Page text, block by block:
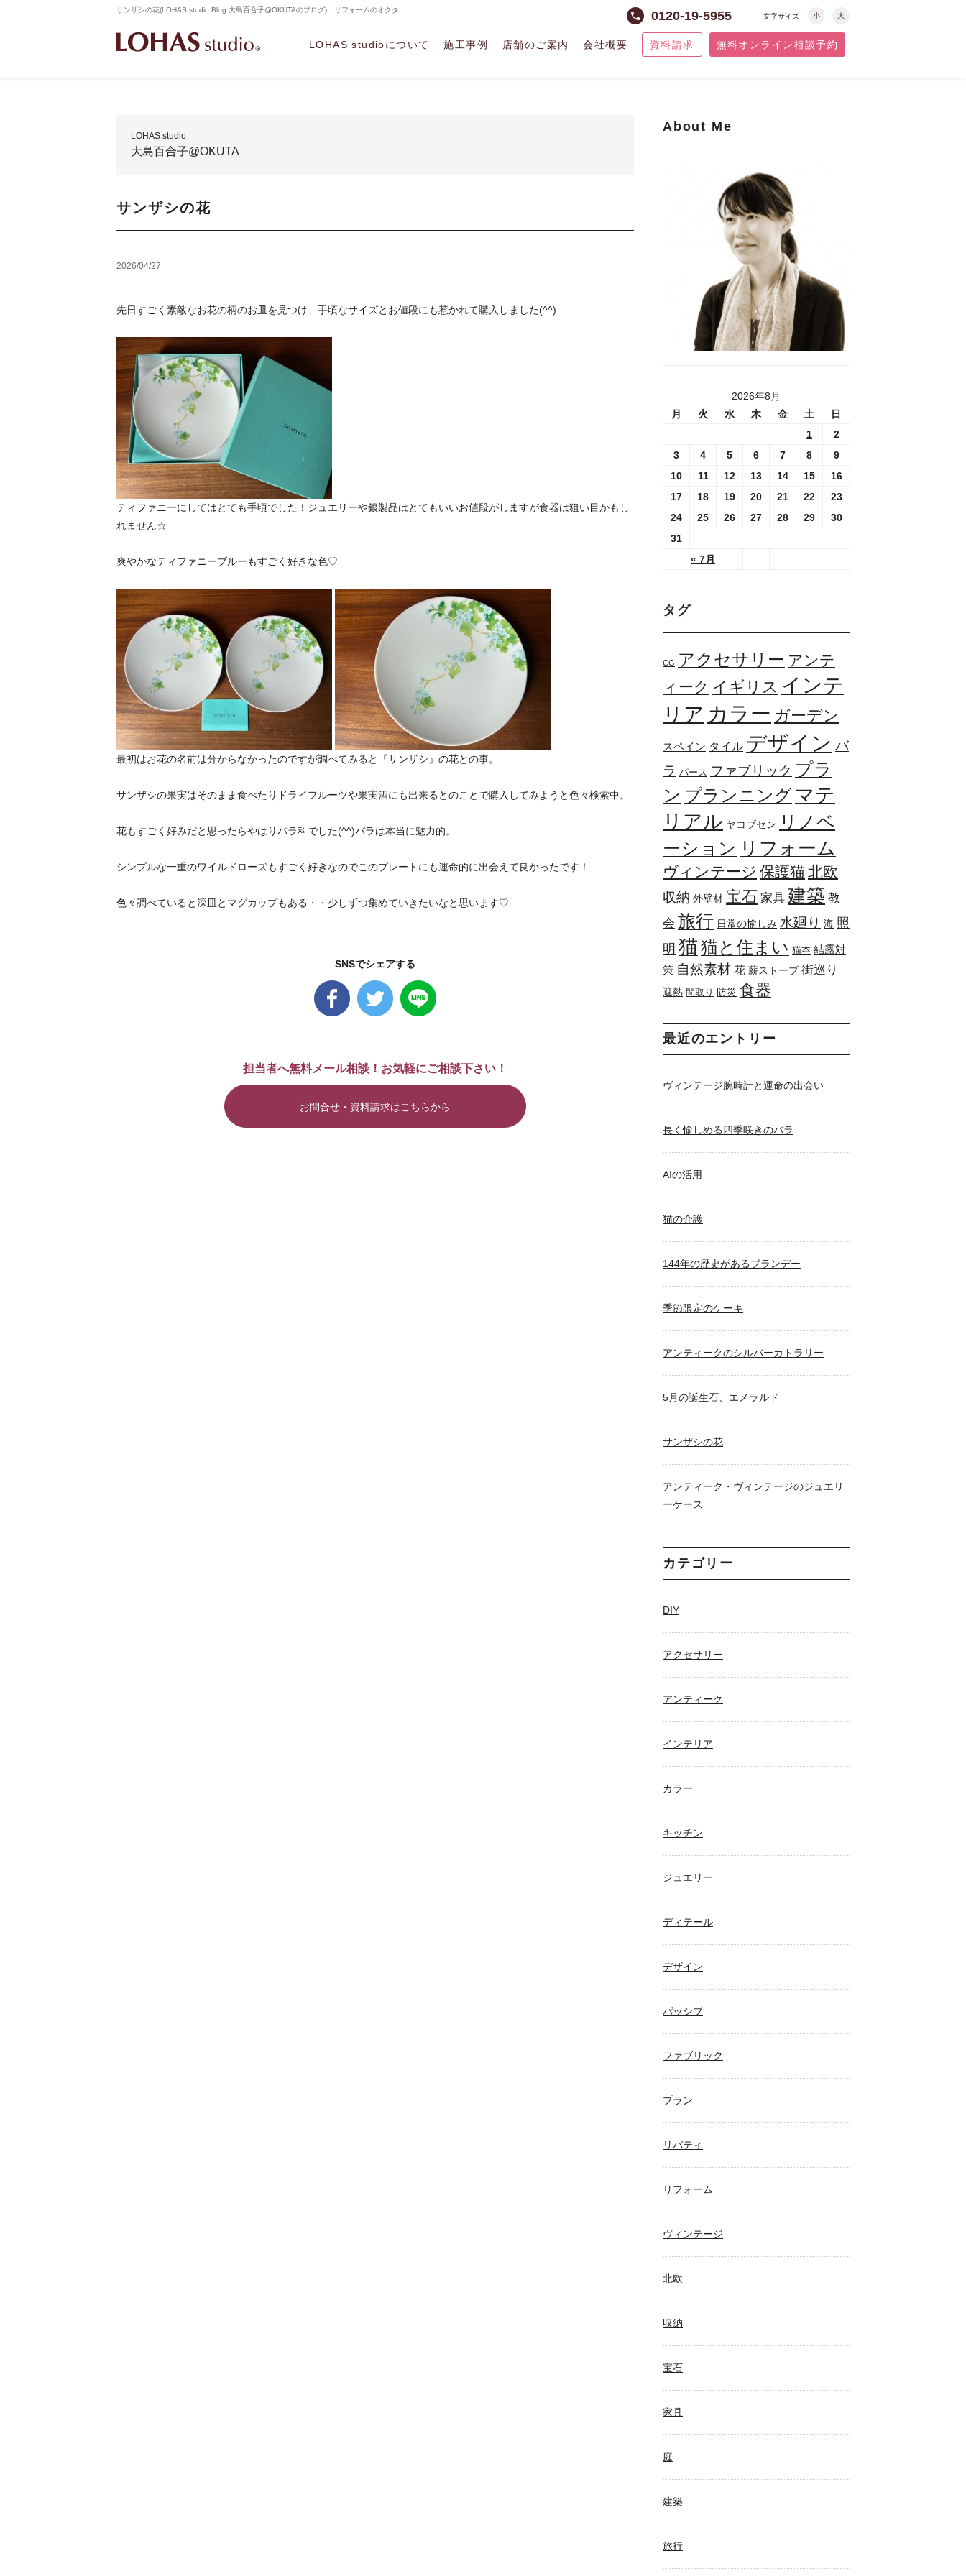
サンザシの花(LOHAS studio Blog 大島百合子@OKUTAのブログ) リフォームのオクタ
phone 0120-19-5955 文字サイズ 小 大
LOHAS studioについて 施工事例 店舗のご案内 会社概要 資料請求 無料オンライン相談予約
LOHAS studio
大島百合子@OKUTA
サンザシの花
2026/04/27
先日すごく素敵なお花の柄のお皿を見つけ、手頃なサイズとお値段にも惹かれて購入しました(^^)
ティファニーにしてはとても手頃でした！ジュエリーや銀製品はとてもいいお値段がしますが食器は狙い目かもし
れません☆
爽やかなティファニーブルーもすごく好きな色♡
最初はお花の名前は分からなかったのですが調べてみると『サンザシ』の花との事。
サンザシの果実はそのまま食べたりドライフルーツや果実酒にも出来るとのことで購入してみようと色々検索中。
花もすごく好みだと思ったらやはりバラ科でした(^^)バラは本当に魅力的。
シンプルな一重のワイルドローズもすごく好きなのでこのプレートにも運命的に出会えて良かったです！
色々調べていると深皿とマグカップもある・・少しずつ集めていきたいなと思います♡
SNSでシェアする
担当者へ無料メール相談！お気軽にご相談下さい！
お問合せ・資料請求はこちらから
About Me
2026年8月
月
火 水 木 金 土 日
« 7月
1
2
3
4 5 6 7 8
9
10
11 12 13 14 15
16
17
18 19 20 21 22
23
24
25 26 27 28 29
30
31
タグ
CG アクセサリー アンテ
ィーク イギリス インテ
リア カラー ガーデン
スペイン タイル デザイン バ
ラ パース ファブリック プラ
ン プランニング マテ
リアル ヤコブセン
リノベ
ーション リフォーム
ヴィンテージ 保護猫北欧
収納 外壁材 宝石 家具 建築 教
会 旅行 日常の愉しみ 水廻り 海 照
明 猫猫と住まい 猫本 結露対
策 自然素材 花 薪ストーブ 街巡り
遮熱 間取り 防災 食器
最近のエントリー
ヴィンテージ腕時計と運命の出会い
長く愉しめる四季咲きのバラ
AIの活用
猫の介護
144年の歴史があるブランデー
季節限定のケーキ
アンティークのシルバーカトラリー
5月の誕生石、エメラルド
サンザシの花
アンティーク・ヴィンテージのジュエリ
ーケース
カテゴリー
DIY
アクセサリー
アンティーク
インテリア
カラー
キッチン
ジュエリー
ディテール
デザイン
パッシブ
ファブリック
プラン
リバティ
リフォーム
ヴィンテージ
北欧
収納
宝石
家具
庭
建築
旅行